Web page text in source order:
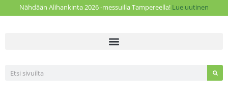
Nähdään Alihankinta 2026 -messuilla Tampereella! Lue uutinen